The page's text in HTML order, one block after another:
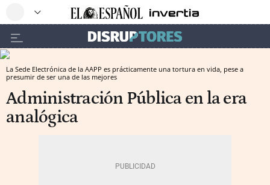
La Sede Electrónica de la AAPP es prácticamente una tortura en vida, pese a
presumir de ser una de las mejores
Administración Pública en la era
analógica